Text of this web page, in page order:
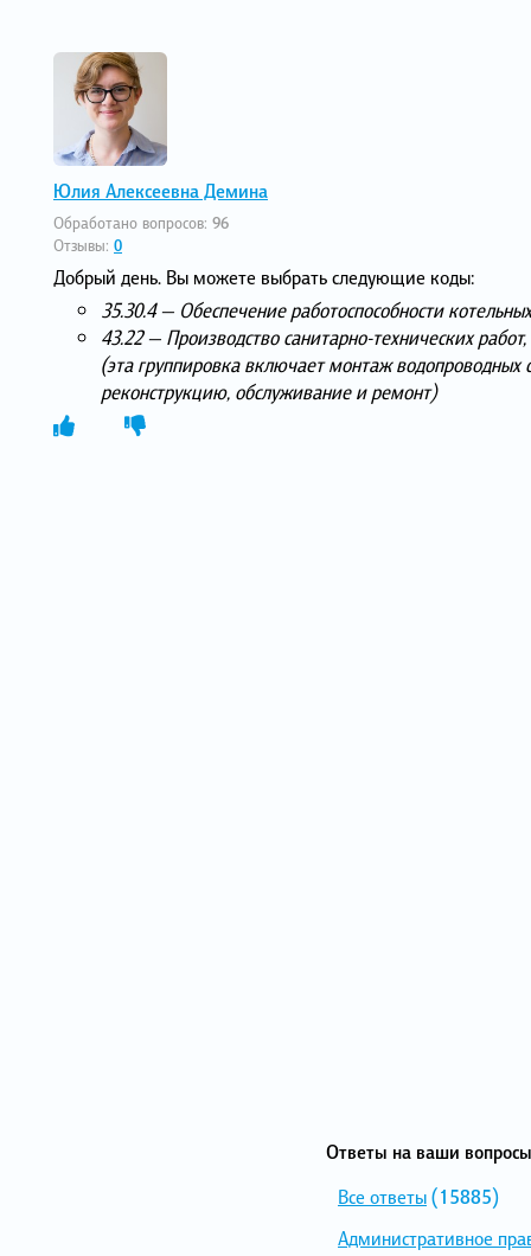
Юлия Алексеевна Демина
Обработано вопросов: 96
Отзывы: 0
Добрый день. Вы можете выбрать следующие коды:
35.30.4 — Обеспечение работоспособности котельных
43.22 — Производство санитарно-технических
(эта группировка включает монтаж
реконструкцию, обслуживание и ремонт)
Ответы на ваши
Все ответы(15885)
Административное